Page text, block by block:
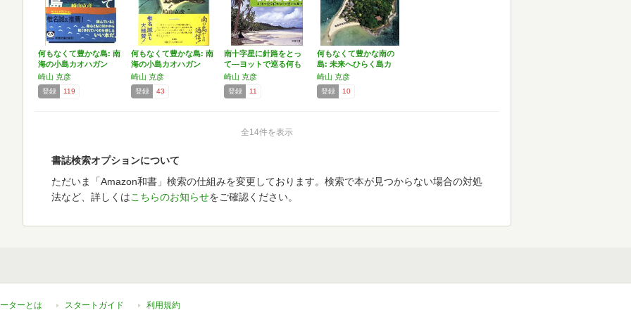
何もなくて豊かな島: 南
海の小島カオハガン
に…
崎山 克彦
登録 119
何もなくて豊かな島: 南
海の小島カオハガン
に…
崎山 克彦
登録 43
南十字星に針路をとっ
て―ヨットで巡る何も
なく…
崎山 克彦
登録 11
何もなくて豊かな南の
島: 未来へひらく島カ
オ…
崎山 克彦
登録 10
全14件を表示
書誌検索オプションについて
ただいま「Amazon和書」検索の仕組みを変更しております。検索で本が見つからない場合の対処
法など、詳しくはこちらのお知らせをご確認ください。
ターとは スタートガイド 利用規約